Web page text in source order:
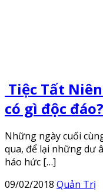
Tiệc Tất
có gì độc đáo?
Những ngày cuối
qua, để lại những dư
háo hức […]
09/02/2018 Quản Trị